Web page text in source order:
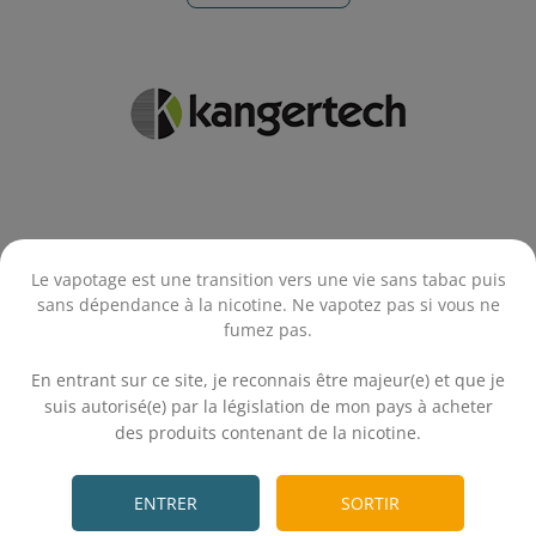
Le vapotage est une transition vers une vie sans tabac puis
sans dépendance à la nicotine. Ne vapotez pas si vous ne
fumez pas.
En entrant sur ce site, je reconnais être majeur(e) et que je
suis autorisé(e) par la législation de mon pays à acheter
des produits contenant de la nicotine.
ENTRER SORTIR
Produits associés